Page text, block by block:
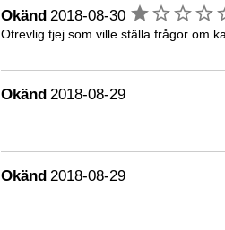
Okänd 2018-08-30
Otrevlig tjej som ville ställa frågor om
Okänd 2018-08-29
Okänd 2018-08-29